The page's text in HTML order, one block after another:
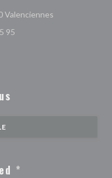
Valenciennes((opens in a
95
((opens in a new
*